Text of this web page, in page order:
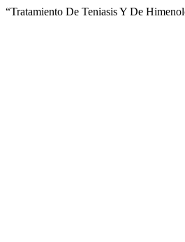
“Tratamiento De Teniasis Y De